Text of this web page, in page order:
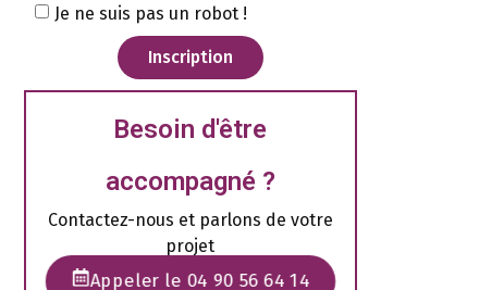
Je ne suis pas un robot !
Inscription
Besoin d'être
accompagné ?
Contactez-nous et parlons de votre
projet
Appeler le 04 90 56 64 14